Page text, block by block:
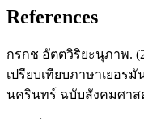
References
กรกช อัตตวิริยะนุภาพ.
เปรียบเทียบภาษาเยอร
นครินทร์ ฉบับสังคมศาส